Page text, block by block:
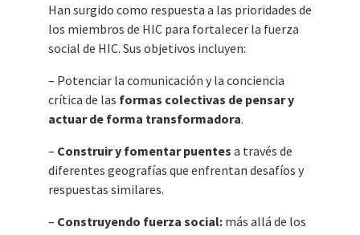
Han surgido como respuesta a las prioridades de
los miembros de HIC para fortalecer la fuerza
social de HIC. Sus objetivos incluyen:
– Potenciar la comunicación y la conciencia
crítica de las formas colectivas de pensar y
actuar de forma transformadora.
– Construir y fomentar puentes a través de
diferentes geografías que enfrentan desafíos y
respuestas similares.
– Construyendo fuerza social:más allá de los